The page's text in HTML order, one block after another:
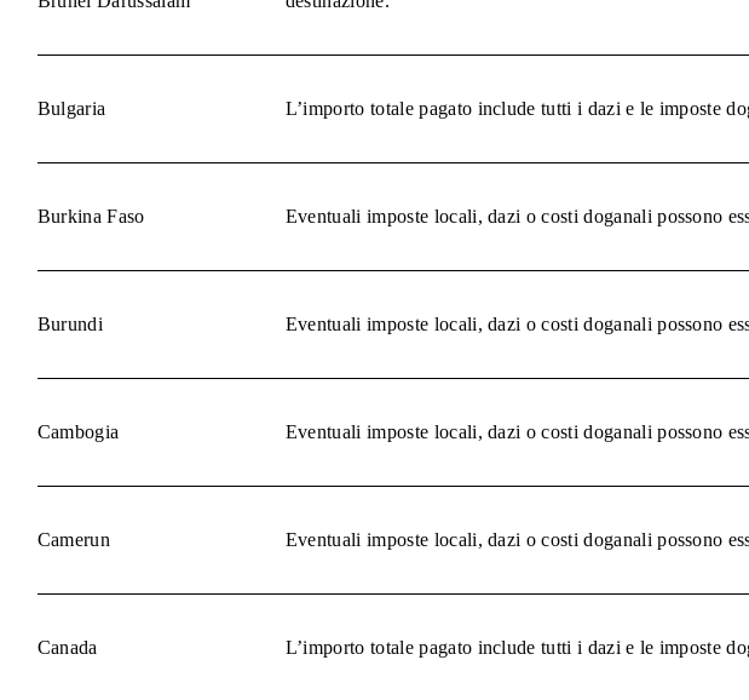
Bulgaria L’importo totale pagato include tutti i dazi e le imposte
Burkina Faso Eventuali imposte locali, dazi o costi doganali possono
Burundi Eventuali imposte locali, dazi o costi doganali possono
Cambogia Eventuali imposte locali, dazi o costi doganali possono
Camerun Eventuali imposte locali, dazi o costi doganali possono
Canada L’importo totale pagato include tutti i dazi e le imposte